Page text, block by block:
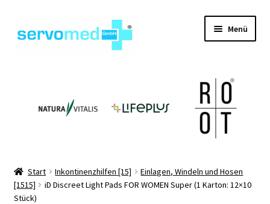
Navigation
Inhalt
Menü
öffnen
Pflegehilfsmittel
öffnen
Informationen
Start Inkontinenzhilfen [15]
Einlagen, Windeln und Hosen
[1515]
iD Discreet Light Pads FOR WOMEN Super (1 Karton: 12×10
Stück)